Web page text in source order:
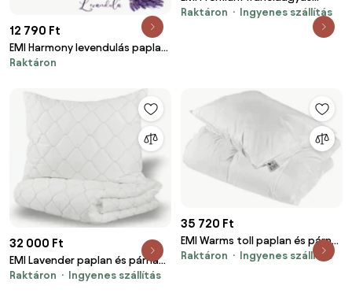
12 790 Ft
EMI Harmony levendulás paplan
és párna készlet 140x200 cm +
Raktáron
paplan és párna készlet
200x200 cm + 2 db 70x90 cm
Raktáron Ingyenes szállítás
32 000 Ft
EMI Lavender paplan és párna
szett 140x200 cm + 70x90 cm
Raktáron Ingyenes szállítás
35 720 Ft
EMI Warms toll paplan és párna
készlet 140x200 cm + 70x90 cm
Raktáron Ingyenes szállítás